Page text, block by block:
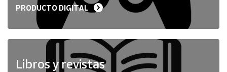
Península
Baleares
Melilla
PRODUCTO DIGITAL
Libros y revistas